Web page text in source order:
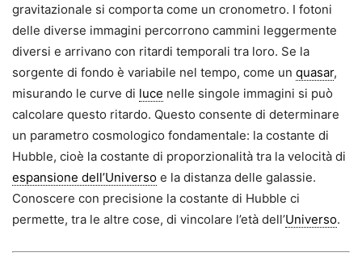
gravitazionale si comporta come un cronometro. I fotoni
delle diverse immagini percorrono cammini leggermente
diversi e arrivano con ritardi temporali tra loro. Se la
sorgente di fondo è variabile nel tempo, come un quasar,
misurando le curve di luce nelle singole imma­gini si può
calcolare questo ritardo. Questo consente di determinare
un parametro cosmologico fondamen­tale: la costante di
Hubble, cioè la costante di proporzionalità tra la velocità di
espansione dell’Universo e la distanza delle galassie.
Conoscere con precisione la costante di Hubble ci
permette, tra le altre cose, di vincolare l’età dell’Universo.